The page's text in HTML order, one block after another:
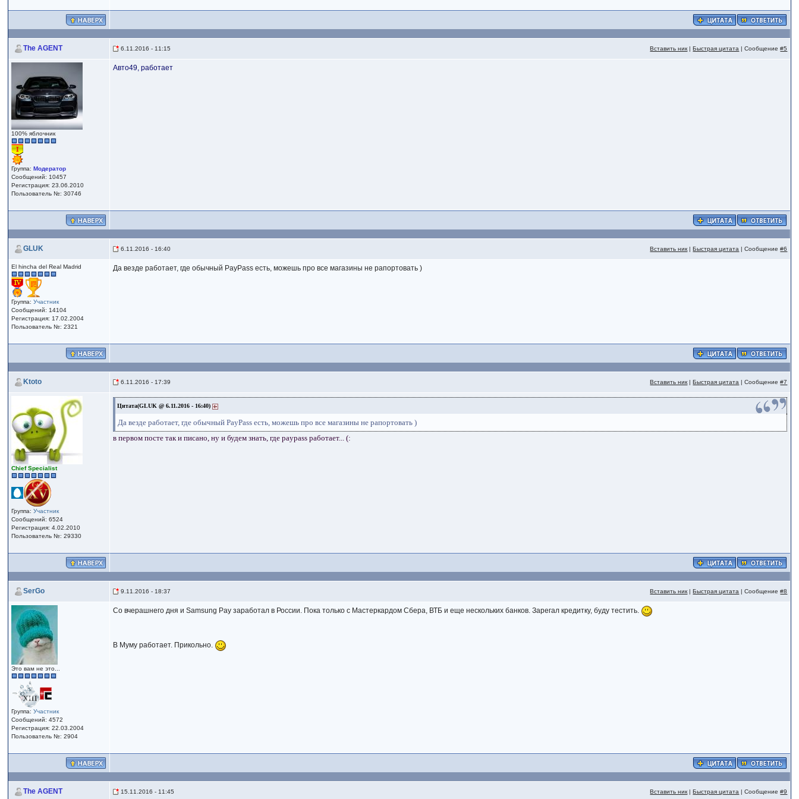
The AGENT 6.11.2016 - 11:15 Вставить ник |Быстрая цитата | Сообщение#5
100% яблочник
Группа:Модератор
Сообщений: 10457
Регистрация: 23.06.2010
Пользователь №: 30746
Авто49, работает
GLUK 6.11.2016 - 16:40 Вставить ник |Быстрая цитата | Сообщение#6
El hincha del Real Madrid
Группа:Участник
Сообщений: 14104
Регистрация: 17.02.2004
Пользователь №: 2321
Да везде работает, где обычный PayPass есть, можешь про все магазины не рапортовать )
Ktoto 6.11.2016 - 17:39 Вставить ник |Быстрая цитата | Сообщение#7
Сhief Specialist
Группа:Участник
Сообщений: 6524
Регистрация: 4.02.2010
Пользователь №: 29330
Цитата(GLUK @ 6.11.2016 - 16:40)
Да везде работает, где обычный PayPass есть, можешь про все магазины не рапортовать )
в первом посте так и писано, ну и будем знать, где paypass работает... (:
SerGo 9.11.2016 - 18:37 Вставить ник |Быстрая цитата | Сообщение#8
Это вам не это...
Группа:Участник
Сообщений: 4572
Регистрация: 22.03.2004
Пользователь №: 2904
Со вчерашнего дня и Samsung Pay заработал в России. Пока только с Мастеркардом Сбера, ВТБ и еще нескольких банков. Зарегал кредитку, буду тестить.
В Муму работает. Прикольно.
The AGENT 15.11.2016 - 11:45 Вставить ник |Быстрая цитата | Сообщение#9